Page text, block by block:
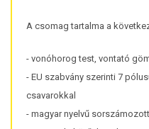
A csomag tartalma a
- vonóhorog test, vontató
- EU szabvány szerinti 7
csavarokkal
- magyar nyelvű